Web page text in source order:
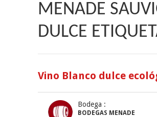
MENADE
DULCE
Vino Blanco dulce
Bodega :
BODEGAS MENADE